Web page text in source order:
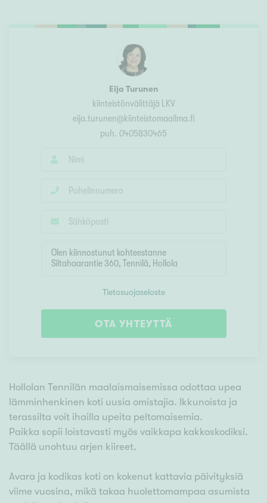
Eija Turunen
kiinteistönvälittäjä LKV
eija.turunen@kiinteistomaailma.fi
puh. 0405830465
Tietosuojaseloste
OTA YHTEYTTÄ
Hollolan Tennilän maalaismaisemissa odottaa upea
lämminhenkinen koti uusia omistajia. Ikkunoista ja
terassilta voit ihailla upeita peltomaisemia.
Paikka sopii loistavasti myös vaikkapa kakkoskodiksi.
Täällä unohtuu arjen kiireet.
Avara ja kodikas koti on kokenut kattavia päivityksiä
viime vuosina, mikä takaa huolettomampaa asumista